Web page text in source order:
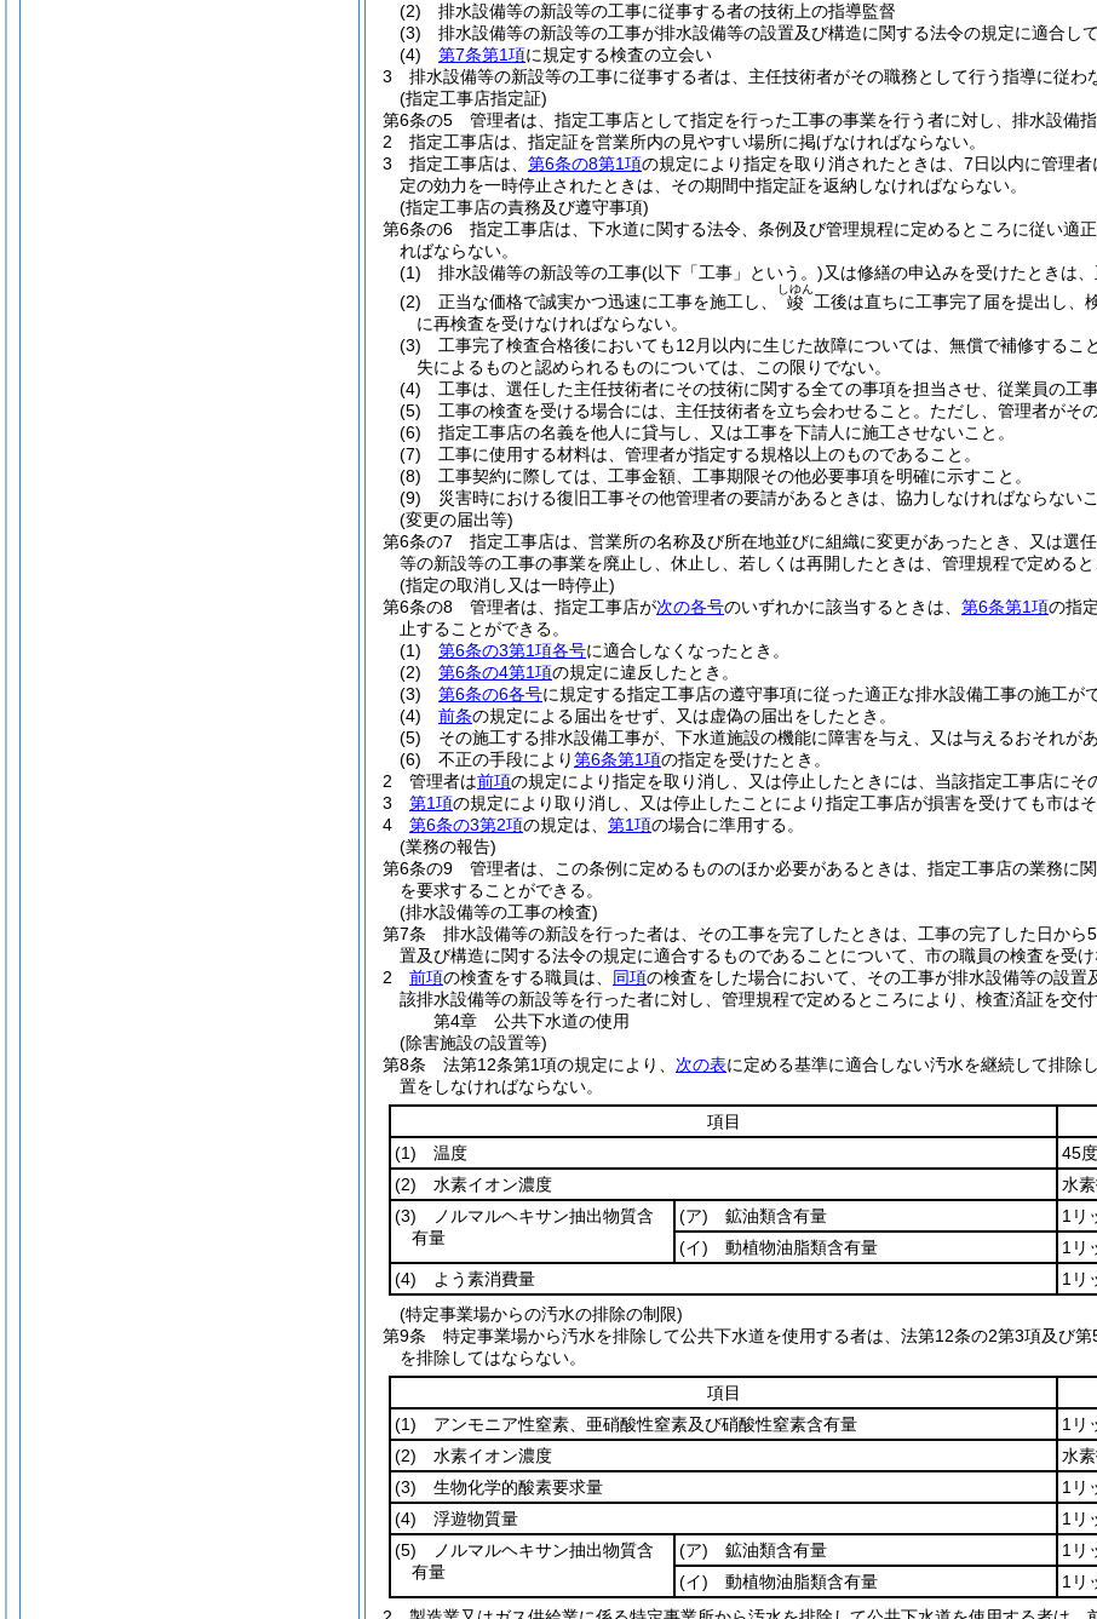
(2)
排水設備等の新設等の工事に従事する者の技術上の指導監督
(3)
排水設備等の新設等の工事が排水設備等の設置及び構造に関する法令の規定に適合し
(4)
第7条第1項に規定する検査の立会い
3
排水設備等の新設等の工事に従事する者は、主任技術者がその職務として行う指導に従わ
(指定工事店指定証)
第6条の5
管理者は、指定工事店として指定を行った工事の事業を行う者に対し、排水設備
2
指定工事店は、指定証を営業所内の見やすい場所に掲げなければならない。
3
指定工事店は、 第6条の8第1項の規定により指定を取り消されたときは、7日以内に管理者
定の効力を一時停止されたときは、その期間中指定証を返納しなければならない。
(指定工事店の責務及び遵守事項)
第6条の6
指定工事店は、下水道に関する法令、条例及び管理規程に定めるところに従い適
ればならない。
(1)
排水設備等の新設等の工事(以下「工事」という。)又は修繕の申込みを受けたときは
(2)
正当な価格で誠実かつ迅速に工事を施工し、 竣
しゆん
工後は直ちに工事完了届を提出し、
に再検査を受けなければならない。
(3)
工事完了検査合格後においても12月以内に生じた故障については、無償で補修すること
失によるものと認められるものについては、この限りでない。
(4)
工事は、選任した主任技術者にその技術に関する全ての事項を担当させ、従業員の工
(5)
工事の検査を受ける場合には、主任技術者を立ち会わせること。 ただし、管理者がそ
(6)
指定工事店の名義を他人に貸与し、又は工事を下請人に施工させないこと。
(7)
工事に使用する材料は、管理者が指定する規格以上のものであること。
(8)
工事契約に際しては、工事金額、工事期限その他必要事項を明確に示すこと。
(9)
災害時における復旧工事その他管理者の要請があるときは、協力しなければならないこ
(変更の届出等)
第6条の7
指定工事店は、営業所の名称及び所在地並びに組織に変更があったとき、又は選
等の新設等の工事の事業を廃止し、休止し、若しくは再開したときは、管理規程で定める
(指定の取消し又は一時停止)
第6条の8
管理者は、指定工事店が次の各号のいずれかに該当するときは、 第6条第1項の指
止することができる。
(1)
第6条の3第1項各号に適合しなくなったとき。
(2)
第6条の4第1項の規定に違反したとき。
(3)
第6条の6各号に規定する指定工事店の遵守事項に従った適正な排水設備工事の施工が
(4)
前条の規定による届出をせず、又は虚偽の届出をしたとき。
(5)
その施工する排水設備工事が、下水道施設の機能に障害を与え、又は与えるおそれがあ
(6)
不正の手段により第6条第1項の指定を受けたとき。
2
管理者は前項の規定により指定を取り消し、又は停止したときには、当該指定工事店にそ
3
第1項の規定により取り消し、又は停止したことにより指定工事店が損害を受けても市はそ
4
第6条の3第2項の規定は、 第1項の場合に準用する。
(業務の報告)
第6条の9
管理者は、この条例に定めるもののほか必要があるときは、指定工事店の業務に
を要求することができる。
(排水設備等の工事の検査)
第7条
排水設備等の新設を行った者は、その工事を完了したときは、工事の完了した日か
置及び構造に関する法令の規定に適合するものであることについて、市の職員の検査を受け
2
前項の検査をする職員は、 同項の検査をした場合において、その工事が排水設備等の設
該排水設備等の新設等を行った者に対し、管理規程で定めるところにより、検査済証を交付
第4章
公共下水道の使用
(除害施設の設置等)
第8条
法第12条第1項の規定により、 次の表に定める基準に適合しない汚水を継続して排除
置をしなければならない。
項目
(1) 温度
45
(2) 水素イオン濃度
水
(3) ノルマルヘキサン抽出物質含
有量
(ア) 鉱油類含有量
1リ
(イ) 動植物油脂類含有量
1リ
(4) よう素消費量
1リ
(特定事業場からの汚水の排除の制限)
第9条
特定事業場から汚水を排除して公共下水道を使用する者は、法第12条の2第3項及び第
を排除してはならない。
項目
(1) アンモニア性窒素、亜硝酸性窒素及び硝酸性窒素含有量
1リ
(2) 水素イオン濃度
水
(3) 生物化学的酸素要求量
1リ
(4) 浮遊物質量
1リ
(5) ノルマルヘキサン抽出物質含
有量
(ア) 鉱油類含有量
1リ
(イ) 動植物油脂類含有量
1リ